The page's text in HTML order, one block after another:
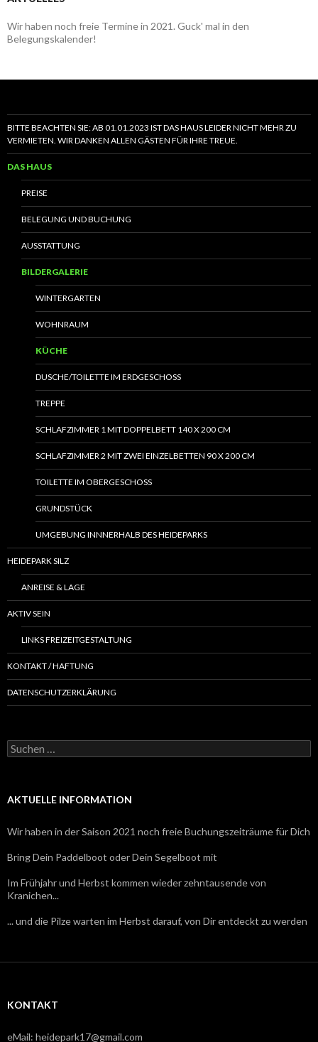
Wir haben noch freie Termine in 2021. Guck' mal in den
Belegungskalender!
BITTE BEACHTEN SIE: AB 01.01.2023 IST DAS HAUS LEIDER NICHT MEHR ZU
VERMIETEN. WIR DANKEN ALLEN GÄSTEN FÜR IHRE TREUE.
DAS HAUS
PREISE
BELEGUNG UND BUCHUNG
AUSSTATTUNG
BILDERGALERIE
WINTERGARTEN
WOHNRAUM
KÜCHE
DUSCHE/TOILETTE IM ERDGESCHOSS
TREPPE
SCHLAFZIMMER 1 MIT DOPPELBETT 140 X 200 CM
SCHLAFZIMMER 2 MIT ZWEI EINZELBETTEN 90 X 200 CM
TOILETTE IM OBERGESCHOSS
GRUNDSTÜCK
UMGEBUNG INNNERHALB DES HEIDEPARKS
HEIDEPARK SILZ
ANREISE & LAGE
AKTIV SEIN
LINKS FREIZEITGESTALTUNG
KONTAKT / HAFTUNG
DATENSCHUTZERKLÄRUNG
S
u
e
a
h
AKTUELLE INFORMATION
Wir haben in der Saison 2021 noch freie Buchungszeiträume für Dich
Bring Dein Paddelboot oder Dein Segelboot mit
Im Frühjahr und Herbst kommen wieder zehntausende von
Kranichen...
... und die Pilze warten im Herbst darauf, von Dir entdeckt zu werden
KONTAKT
eMail: heidepark17@gmail.com